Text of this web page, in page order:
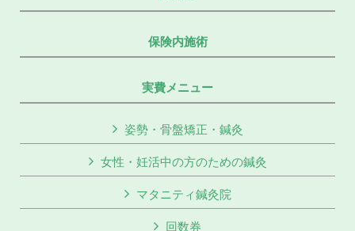
保険内施術
実費メニュー
姿勢・骨盤矯正・鍼灸
女性・妊活中の方のための鍼灸
マタニティ鍼灸院
回数券